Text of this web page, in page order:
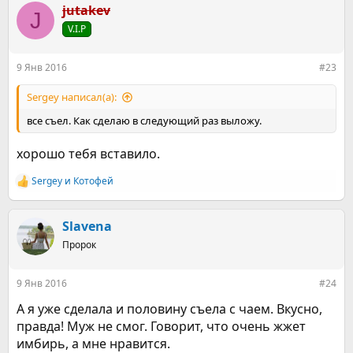
к
ц
и
J jutakev
V.I.P
9 Янв 2016 #23
Sergey написал(а):
все съел. Как сделаю в следующий раз выложу.
хорошо тебя вставило.
Р
е
к
и
Sergey и Котофей
Slavena
Пророк
9 Янв 2016 #24
А я уже сделала и половину съела с чаем. Вкусно,
правда! Муж не смог. Говорит, что очень жжет
имбирь, а мне нравится.